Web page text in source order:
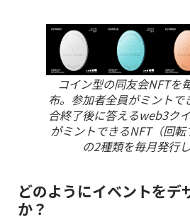
コイン型の同友会NFTを
布。参加者全員がミントで
合終了後に答えるweb3ク
がミントできるNFT（回転
の2種類を毎月発行し
どのようにイベントをデ
か？